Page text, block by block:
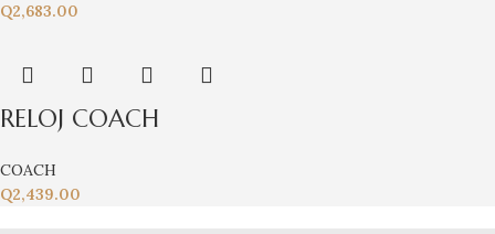
Q2,683.00
RELOJ COACH
COACH
Q2,439.00